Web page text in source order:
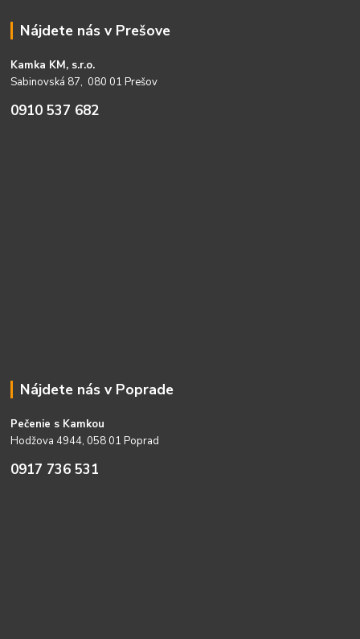
Nájdete nás v Prešove
Kamka KM, s.r.o.
Sabinovská 87, 080 01 Prešov
0910 537 682
Nájdete nás v Poprade
Pečenie s Kamkou
Hodžova 4944, 058 01 Poprad
0917 736 531